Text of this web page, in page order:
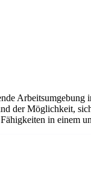
der Möglichkeit,
in einem